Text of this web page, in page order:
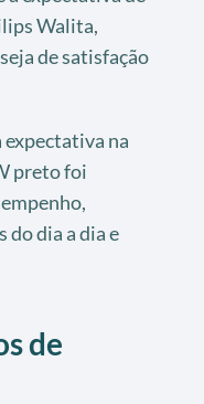
Walita,
de satisfação
expectativa na
preto foi
dia a dia e
de